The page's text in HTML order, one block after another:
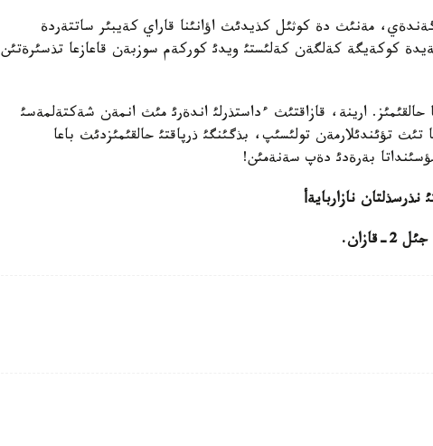
مةنئث دة كوثئل كذيدئث اؤانئنا قاراي كةيبئر ساتتةردة
كوكةيگة كةلگةن كةلئستئ ويدئ كوركةم سوزبةن قاعازعا تذسئرةتئن
ارينة، قازاقتئث ءداستذرلئ اندةرئ مئث انمةن شةكتةلمةسئ
تئث تؤئندئلارمةن تولئسئپ، بذگئنگئ ذرپاقتئ حالقئمئزدئث باعا
بةرةدئ دةپ سةنةمئن!
نازاربايةأ